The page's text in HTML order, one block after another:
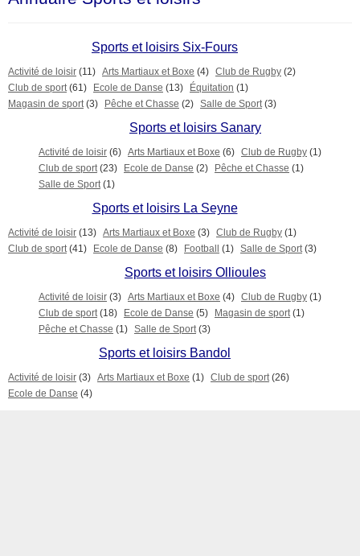
Sports et loisirs Six-Fours
Activité de loisir (11) Arts Martiaux et Boxe (4) Club de Rugby (2)
Club de sport (61) Ecole de Danse (13) Équitation (1)
Magasin de sport (3) Pêche et Chasse (2) Salle de Sport (3)
Sports et loisirs Sanary
Activité de loisir (6) Arts Martiaux et Boxe (6) Club de Rugby (1)
Club de sport (23) Ecole de Danse (2) Pêche et Chasse (1)
Salle de Sport (1)
Sports et loisirs La Seyne
Activité de loisir (13) Arts Martiaux et Boxe (3) Club de Rugby (1)
Club de sport (41) Ecole de Danse (8) Football (1) Salle de Sport (3)
Sports et loisirs Ollioules
Activité de loisir (3) Arts Martiaux et Boxe (4) Club de Rugby (1)
Club de sport (18) Ecole de Danse (5) Magasin de sport (1)
Pêche et Chasse (1) Salle de Sport (3)
Sports et loisirs Bandol
Activité de loisir (3) Arts Martiaux et Boxe (1) Club de sport (26)
Ecole de Danse (4)